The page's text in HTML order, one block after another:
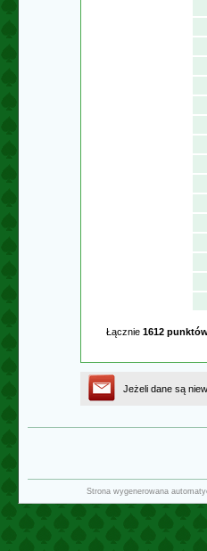
Łącznie 1612
Jeżeli dane są
Strona wygenerowana